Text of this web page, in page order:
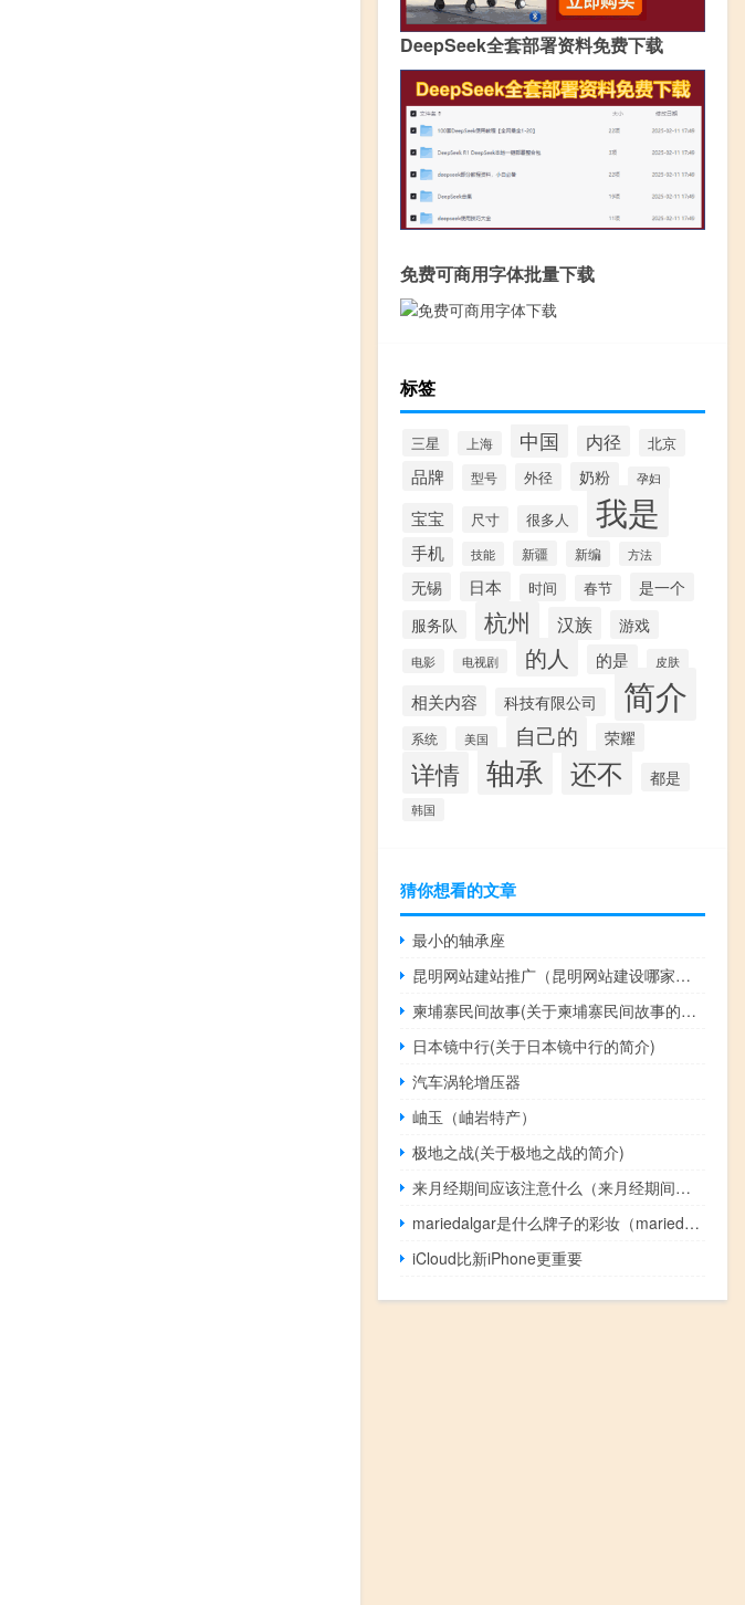
DeepSeek全套部署资料免费下载
免费可商用字体批量下载
标签
三星 上海 中国 内径 北京
品牌 型号 外径 奶粉 孕妇
宝宝 尺寸 很多人 我是
手机 技能 新疆 新编 方法
无锡 日本 时间 春节
是一个
服务队
杭州 汉族 游戏
电影 电视剧 的人 的是 皮肤
相关内容 科技有限公司 简介
系统 美国 自己的 荣耀
详情 轴承 还不 都是
韩国
猜你想看的文章
最小的轴承座
昆明网站建站推广（昆明网站建设哪家便宜）
柬埔寨民间故事(关于柬埔寨民间故事的简介)
日本镜中行(关于日本镜中行的简介)
汽车涡轮增压器
岫玉（岫岩特产）
极地之战(关于极地之战的简介)
来月经期间应该注意什么（来月经期间应注意什么）
mariedalgar是什么牌子的彩妆（mariedalgar是什么牌子口红）
iCloud比新iPhone更重要